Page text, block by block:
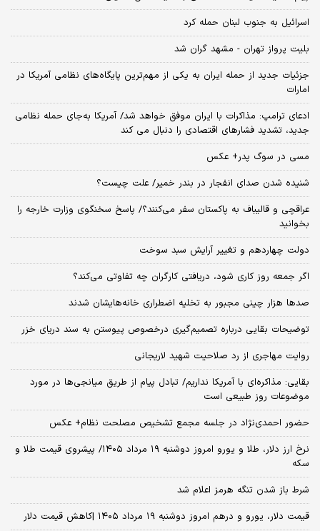
اسرائیل به جنوب لبنان حمله کرد
بلیت پرواز تهران - مشهد گران شد
جزئیات جدید از حمله ایران به یکی از مهم‌ترین پایگاه‌های نظامی آمریکا در
امارات
ادعای ترامپ: مذاکرات با ایران موفق خواهد شد/ آمریکا به‌جای حمله نظامی
جدید، تشدید فشارهای اقتصادی را دنبال می کند
مسی در سوگ پدر+ عکس
شنیده شدن صدای انفجار در بندر خمیر/ علت چیست؟
عراقچی و قالیباف به پاکستان سفر می‌کنند؟/ پاسخ سخنگوی وزارت خارجه را
بخوانید
دولت چهاردهم و تغییر آرایش سبد سوخت
اگر جمعه روز کاری شود، دریافتی کارگران چه تفاوتی می‌کند؟
صدها هزار چینی مجبور به تخلیه اضطراری خانه‌هایشان شدند
توضیحات بقایی درباره تصمیم‌گیری درخصوص پیوستن به سند دریای خزر
روایت مهاجری از رد صلاحیت شهید لاریجانی
بقایی: مذاکره‌ای با آمریکا نداریم/ تبادل پیام از طریق میانجی‌ها در مورد
موضوعات روز طبیعی است
حضور احمدی‌نژاد در جلسه مجمع تشخیص مصلحت نظام+ عکس
نرخ ارز دلار، طلا و یورو امروز دوشنبه ۱۹ مرداد ۱۴۰۵/ پیشروی قیمت طلا و
سکه
شرط باز شدن تنگه هرمز اعلام شد
قیمت دلار، یورو و درهم امروز دوشنبه ۱۹ مرداد ۱۴۰۵ |کاهش قیمت دلار